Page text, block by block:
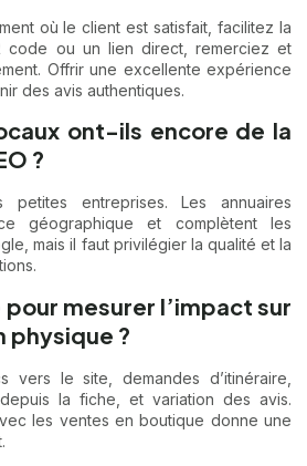
où le client est satisfait, facilitez la
code ou un lien direct, remerciez et
Offrir une excellente expérience
des avis authentiques.
ont-ils encore de la
?
entreprises. Les annuaires
géographique et complètent les
mais il faut privilégier la qualité et la
pour mesurer l’impact sur
physique ?
le site, demandes d’itinéraire,
la fiche, et variation des avis.
les ventes en boutique donne une